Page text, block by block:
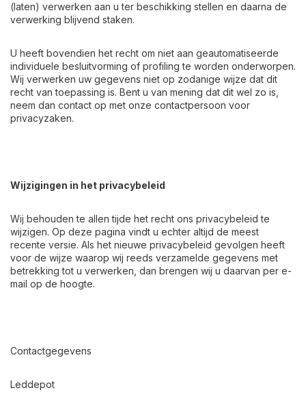
(laten) verwerken aan u ter beschikking stellen en daarna de
verwerking blijvend staken.
U heeft bovendien het recht om niet aan geautomatiseerde
individuele besluitvorming of profiling te worden onderworpen.
Wij verwerken uw gegevens niet op zodanige wijze dat dit
recht van toepassing is. Bent u van mening dat dit wel zo is,
neem dan contact op met onze contactpersoon voor
privacyzaken.
Wijzigingen in het privacybeleid
Wij behouden te allen tijde het recht ons privacybeleid te
wijzigen. Op deze pagina vindt u echter altijd de meest
recente versie. Als het nieuwe privacybeleid gevolgen heeft
voor de wijze waarop wij reeds verzamelde gegevens met
betrekking tot u verwerken, dan brengen wij u daarvan per e-
mail op de hoogte.
Contactgegevens
Leddepot